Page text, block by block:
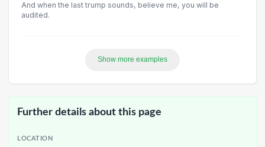
And when the last trump sounds, believe me, you will be
audited.
Show more examples
Further details about this page
LOCATION